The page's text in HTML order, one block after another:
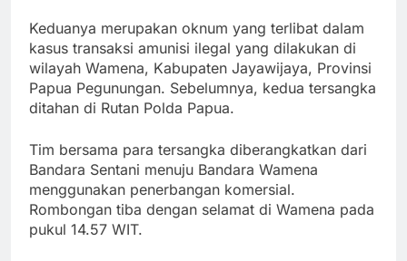
Keduanya merupakan oknum yang terlibat dalam
kasus transaksi amunisi ilegal yang dilakukan di
wilayah Wamena, Kabupaten Jayawijaya, Provinsi
Papua Pegunungan. Sebelumnya, kedua tersangka
ditahan di Rutan Polda Papua.
Tim bersama para tersangka diberangkatkan dari
Bandara Sentani menuju Bandara Wamena
menggunakan penerbangan komersial.
Rombongan tiba dengan selamat di Wamena pada
pukul 14.57 WIT.